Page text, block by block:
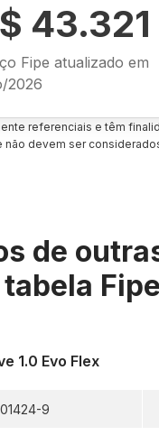
43.321
Fipe atualizado em
2026
referenciais e têm
devem ser
de
tabela Fipe
1.0 Evo Flex
9